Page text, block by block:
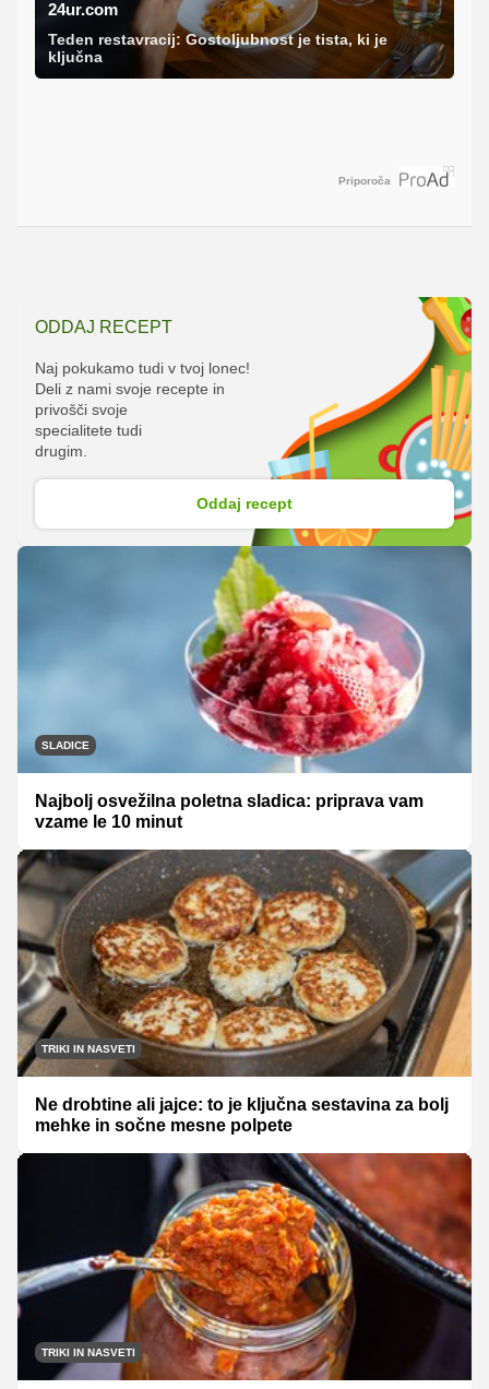
24ur.com
Teden restavracij: Gostoljubnost je tista, ki je
ključna
Priporoča
ODDAJ RECEPT
Naj pokukamo tudi v tvoj lonec!
Deli z nami svoje recepte in
privošči svoje
specialitete tudi
drugim.
Oddaj recept
SLADICE
Najbolj osvežilna poletna sladica: priprava vam
vzame le 10 minut
TRIKI IN NASVETI
Ne drobtine ali jajce: to je ključna sestavina za bolj
mehke in sočne mesne polpete
TRIKI IN NASVETI